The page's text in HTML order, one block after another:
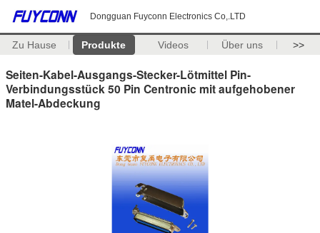
Dongguan Fuyconn Electronics Co,.LTD
Zu Hause Produkte Videos Über uns >>
Seiten-Kabel-Ausgangs-Stecker-Lötmittel Pin-
Verbindungsstück 50 Pin Centronic mit aufgehobener
Matel-Abdeckung